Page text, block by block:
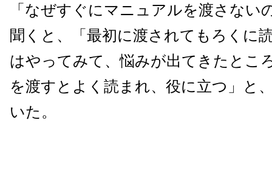
「なぜすぐにマニュアルを渡さない
聞くと、「最初に渡されてもろくに
はやってみて、悩みが出てきたとこ
を渡すとよく読まれ、役に立つ」と
いた。